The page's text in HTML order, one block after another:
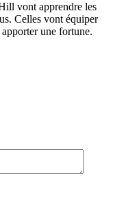
vont apprendre les
Celles vont équiper
une fortune.